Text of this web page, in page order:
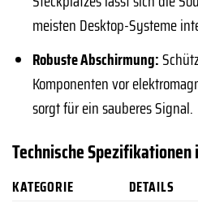
meisten Desktop-Systeme
Robuste Abschirmung:
Komponenten vor
sorgt für ein sauberes Signal.
Technische Spezifikationen
KATEGORIE DETAILS